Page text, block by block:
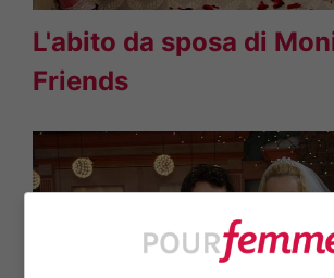
L'abito da sposa di
Friends